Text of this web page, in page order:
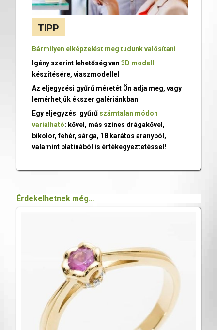
TIPP
Bármilyen elképzelést meg tudunk valósítani
Igény szerint lehetőség van 3D modell
készítésére, viaszmodellel
Az eljegyzési gyűrű méretét Ön adja meg, vagy
lemérhetjük ékszer galériánkban.
Egy eljegyzési gyűrű számtalan módon
variálható: kővel, más színes drágakővel,
bikolor, fehér, sárga, 18 karátos aranyból,
valamint platinából is értékegyeztetéssel!
Érdekelhetnek még…